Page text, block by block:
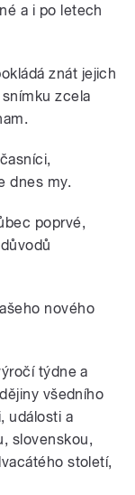
a i po letech
znát jejich
zcela
dnes my.
poprvé,
nového
týdne a
všedního
události a
slovenskou,
století,